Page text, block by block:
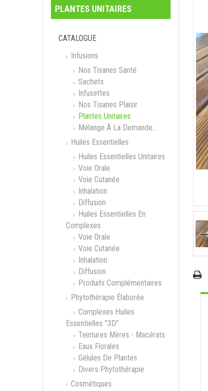
PLANTES UNITAIRES
CATALOGUE
Infusions
Nos Tisanes Santé
Sachets
Infusettes
Nos Tisanes Plaisir
Plantes Unitaires
Mélange À La Demande...
Huiles Essentielles
Huiles Essentielles Unitaires
Voie Orale
Voie Cutanée
Inhalation
Diffusion
Huiles Essentielles En
Complexes
Voie Orale
Voie Cutanée
Inhalation
Diffusion
Produits Complémentaires
Phytothérapie Élaborée
Complexes Huiles
Essentielles "3D"
Teintures Mères - Macérats
Eaux Florales
Gélules De Plantes
Divers Phytothérapie
Cosmétiques